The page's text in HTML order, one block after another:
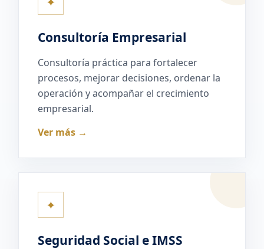
Consultoría Empresarial
Consultoría práctica para fortalecer
procesos, mejorar decisiones, ordenar la
operación y acompañar el crecimiento
empresarial.
Ver más →
✦
Seguridad Social e IMSS